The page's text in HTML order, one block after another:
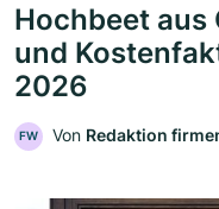
Hochbeet aus
und
2026
FW Von Redaktion